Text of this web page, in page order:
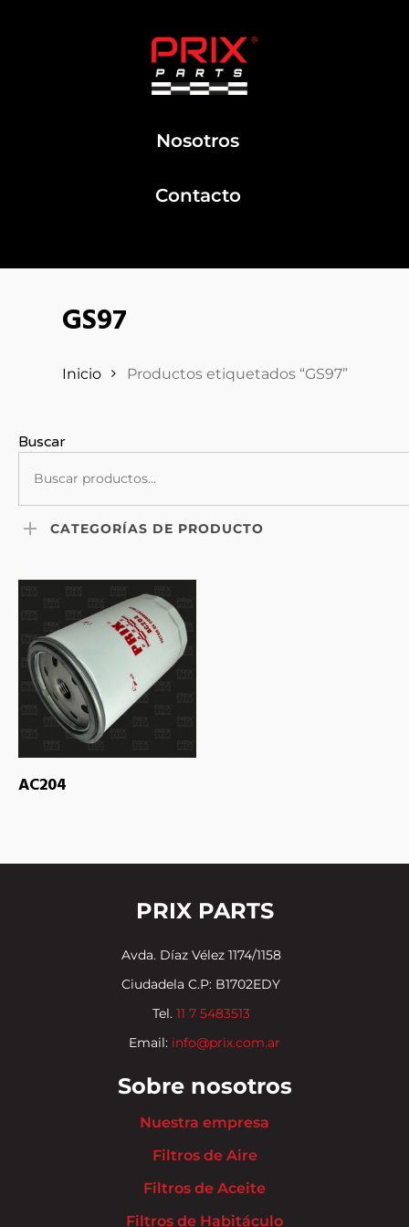
Nosotros
Contacto
GS97
Inicio Productos etiquetados “GS97”
Buscar
CATEGORÍAS DE PRODUCTO
AC204
PRIX PARTS
Avda. Díaz Vélez 1174/1158
Ciudadela C.P: B1702EDY
Tel. 11 7 5483513
Email: info@prix.com.ar
Sobre nosotros
Nuestra empresa
Filtros de Aire
Filtros de Aceite
Filtros de Habitáculo